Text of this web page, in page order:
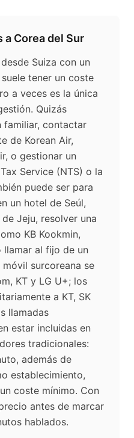
a Corea del Sur
Suiza con un
tener un coste
a veces es la única
Quizás
familiar, contactar
de Korean Air,
o gestionar un
Service (NTS) o la
puede ser para
un hotel de Seúl,
Jeju, resolver una
KB Kookmin,
llamar al fijo de un
surcoreana se
KT y LG U+; los
a KT, SK
llamadas
estar incluidas en
tradicionales:
además de
establecimiento,
coste mínimo. Con
antes de marcar
hablados.